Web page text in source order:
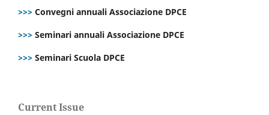
>>> Convegni annuali Associazione DPCE
>>> Seminari annuali Associazione DPCE
>>> Seminari Scuola DPCE
Current Issue